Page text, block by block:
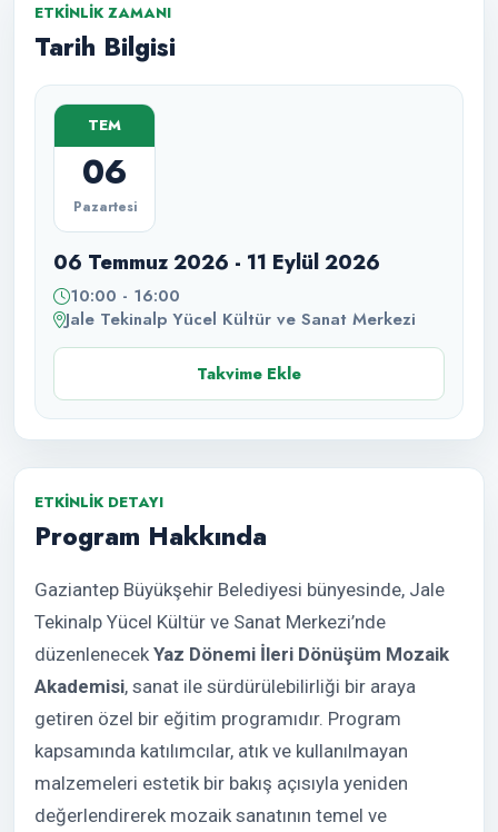
ETKINLIK ZAMANI
Tarih Bilgisi
TEM
06
Pazartesi
06 Temmuz 2026 - 11 Eylül 2026
10:00 - 16:00
Jale Tekinalp Yücel Kültür ve Sanat Merkezi
Takvime Ekle
ETKINLIK DETAYI
Program Hakkında
Gaziantep Büyükşehir Belediyesi bünyesinde, Jale
Tekinalp Yücel Kültür ve Sanat Merkezi’nde
düzenlenecek Yaz Dönemi İleri Dönüşüm Mozaik
Akademisi, sanat ile sürdürülebilirliği bir araya
getiren özel bir eğitim programıdır. Program
kapsamında katılımcılar, atık ve kullanılmayan
malzemeleri estetik bir bakış açısıyla yeniden
değerlendirerek mozaik sanatının temel ve